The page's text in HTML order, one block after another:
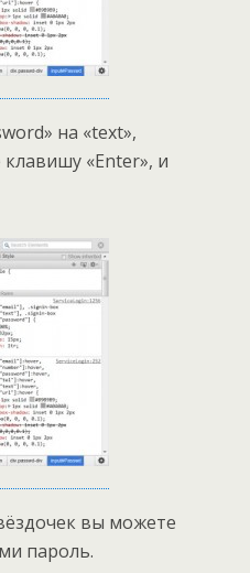
на «text»,
«Enter», и
вы можете
пароль.